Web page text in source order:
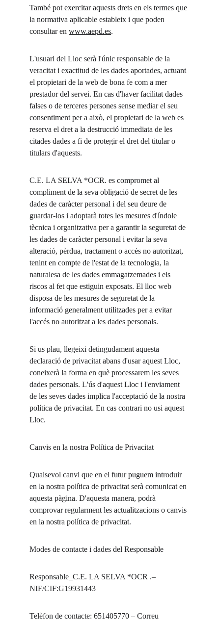
També pot exercitar aquests drets en els termes que
la normativa aplicable estableix i que poden
consultar en www.aepd.es.
L'usuari del Lloc serà l'únic responsable de la
veracitat i exactitud de les dades aportades, actuant
el propietari de la web de bona fe com a mer
prestador del servei. En cas d'haver facilitat dades
falses o de terceres persones sense mediar el seu
consentiment per a això, el propietari de la web es
reserva el dret a la destrucció immediata de les
citades dades a fi de protegir el dret del titular o
titulars d'aquests.
C.E. LA SELVA *OCR. es compromet al
compliment de la seva obligació de secret de les
dades de caràcter personal i del seu deure de
guardar-los i adoptarà totes les mesures d'índole
tècnica i organitzativa per a garantir la seguretat de
les dades de caràcter personal i evitar la seva
alteració, pèrdua, tractament o accés no autoritzat,
tenint en compte de l'estat de la tecnologia, la
naturalesa de les dades emmagatzemades i els
riscos al fet que estiguin exposats. El lloc web
disposa de les mesures de seguretat de la
informació generalment utilitzades per a evitar
l'accés no autoritzat a les dades personals.
Si us plau, llegeixi detingudament aquesta
declaració de privacitat abans d'usar aquest Lloc,
coneixerà la forma en què processarem les seves
dades personals. L'ús d'aquest Lloc i l'enviament
de les seves dades implica l'acceptació de la nostra
política de privacitat. En cas contrari no usi aquest
Lloc.
Canvis en la nostra Política de Privacitat
Qualsevol canvi que en el futur puguem introduir
en la nostra política de privacitat serà comunicat en
aquesta pàgina. D'aquesta manera, podrà
comprovar regularment les actualitzacions o canvis
en la nostra política de privacitat.
Modes de contacte i dades del Responsable
Responsable_C.E. LA SELVA *OCR .–
NIF/CIF:G19931443
Telèfon de contacte: 651405770 – Correu